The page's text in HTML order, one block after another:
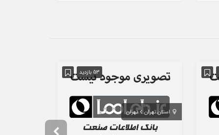
53 بازدید
استان تهران تهران